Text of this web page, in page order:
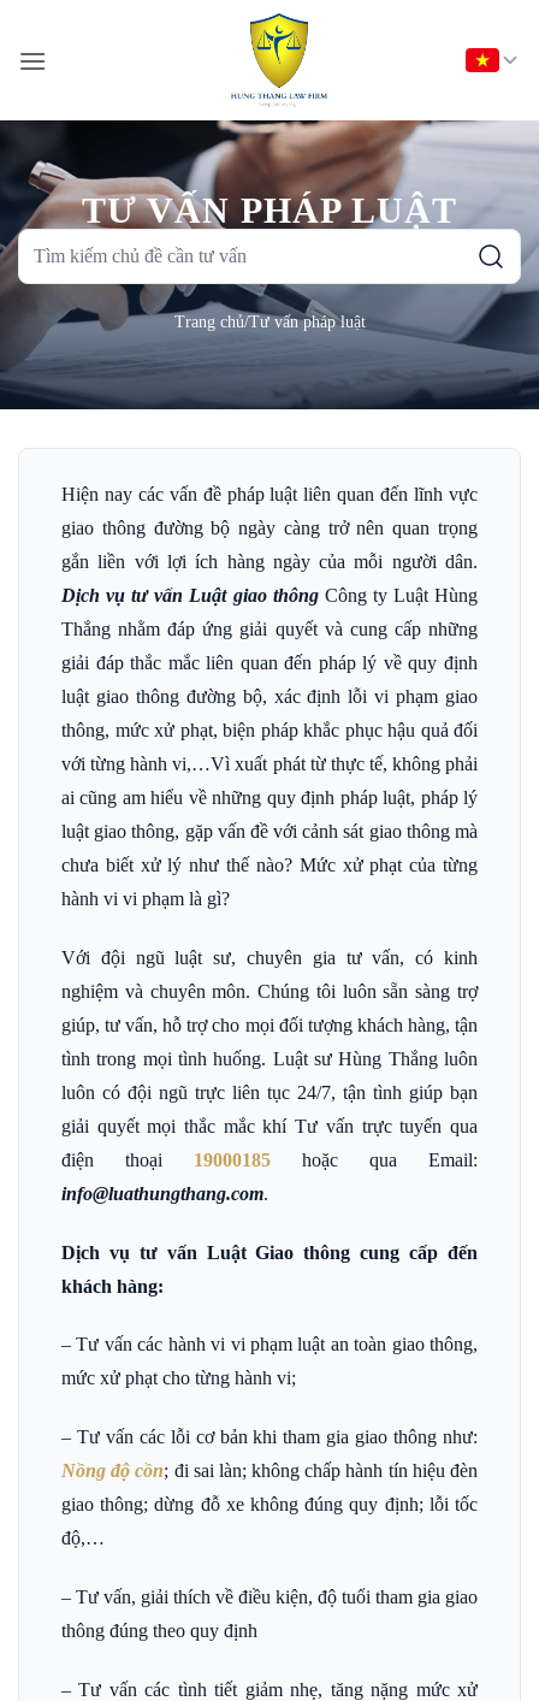
nội
TƯ VẤN PHÁP LUẬT
Tìm
chủ
đề
tư
Trang chủ/Tư vấn pháp luật
Hiện nay các vấn đề pháp luật liên quan đến lĩnh vực
giao thông đường bộ ngày càng trở nên quan trọng
gắn liền với lợi ích hàng ngày của mỗi người dân.
Dịch vụ tư vấn Luật giao thôngCông ty Luật Hùng
Thắng nhằm đáp ứng giải quyết và cung cấp những
giải đáp thắc mắc liên quan đến pháp lý về quy định
luật giao thông đường bộ, xác định lỗi vi phạm giao
thông, mức xử phạt, biện pháp khắc phục hậu quả đối
với từng hành vi,…Vì xuất phát từ thực tế, không phải
ai cũng am hiểu về những quy định pháp luật, pháp lý
luật giao thông, gặp vấn đề với cảnh sát giao thông mà
chưa biết xử lý như thế nào? Mức xử phạt của từng
hành vi vi phạm là gì?
Với đội ngũ luật sư, chuyên gia tư vấn, có kinh
nghiệm và chuyên môn. Chúng tôi luôn sẵn sàng trợ
giúp, tư vấn, hỗ trợ cho mọi đối tượng khách hàng, tận
tình trong mọi tình huống. Luật sư Hùng Thắng luôn
luôn có đội ngũ trực liên tục 24/7, tận tình giúp bạn
giải quyết mọi thắc mắc khí Tư vấn trực tuyến qua
điện thoại 19000185 hoặc qua Email:
info@luathungthang.com.
Dịch vụ tư vấn Luật Giao thông cung cấp đến
khách hàng:
– Tư vấn các hành vi vi phạm luật an toàn giao thông,
mức xử phạt cho từng hành vi;
– Tư vấn các lỗi cơ bản khi tham gia giao thông như:
Nồng độ cồn; đi sai làn; không chấp hành tín hiệu đèn
giao thông; dừng đỗ xe không đúng quy định; lỗi tốc
độ,…
– Tư vấn, giải thích về điều kiện, độ tuổi tham gia giao
thông đúng theo quy định
– Tư vấn các tình tiết giảm nhẹ, tăng nặng mức xử